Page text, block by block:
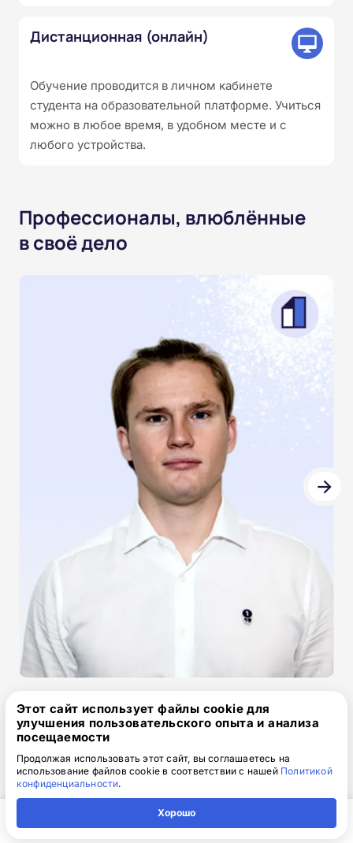
Дистанционная (онлайн)
Обучение проводится в личном кабинете
студента на образовательной платформе. Учиться
можно в любое время, в удобном месте и с
любого устройства.
Профессионалы, влюблённые
в своё дело
Генеральный директор
Ответы на часто задаваемые
вопросы
Этот сайт использует файлы cookie для
улучшения пользовательского опыта и анализа
посещаемости
Продолжая использовать этот сайт, вы соглашаетесь на
использование файлов cookie в соответствии с нашей Политикой
конфиденциальности.
Хорошо